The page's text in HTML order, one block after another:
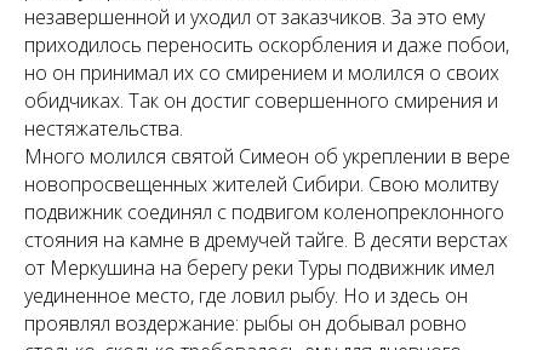
незавершенной и уходил от заказчиков. За это ему
приходилось переносить оскорбления и даже побои,
но он принимал их со смирением и молился о своих
обидчиках. Так он достиг совершенного смирения и
нестяжательства.
Много молился святой Симеон об укреплении в вере
новопросвещенных жителей Сибири. Свою молитву
подвижник соединял с подвигом коленопреклонного
стояния на камне в дремучей тайге. В десяти верстах
от Меркушина на берегу реки Туры подвижник имел
уединенное место, где ловил рыбу. Но и здесь он
проявлял воздержание: рыбы он добывал ровно